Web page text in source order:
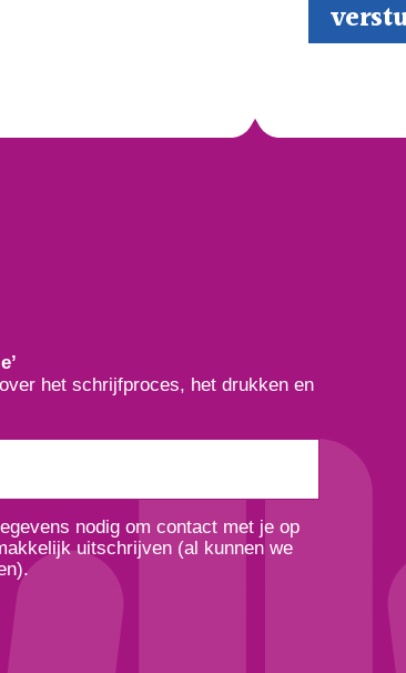
het schrijfproces, het drukken en
nodig om contact met je op
uitschrijven (al kunnen we